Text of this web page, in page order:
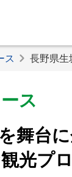
ス 長野県生
ス
舞台
光プ